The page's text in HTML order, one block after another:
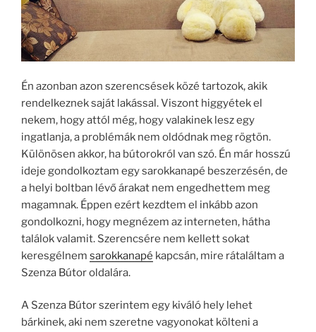
Én azonban azon szerencsések közé tartozok, akik
rendelkeznek saját lakással. Viszont higgyétek el
nekem, hogy attól még, hogy valakinek lesz egy
ingatlanja, a problémák nem oldódnak meg rögtön.
Különösen akkor, ha bútorokról van szó. Én már hosszú
ideje gondolkoztam egy sarokkanapé beszerzésén, de
a helyi boltban lévő árakat nem engedhettem meg
magamnak. Éppen ezért kezdtem el inkább azon
gondolkozni, hogy megnézem az interneten, hátha
találok valamit. Szerencsére nem kellett sokat
keresgélnem sarokkanapé kapcsán, mire rátaláltam a
Szenza Bútor oldalára.
A Szenza Bútor szerintem egy kiváló hely lehet
bárkinek, aki nem szeretne vagyonokat költeni a